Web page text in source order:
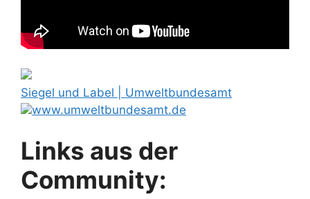
Siegel und Label | Umweltbundesamt
www.umweltbundesamt.de
Links aus der
Community: